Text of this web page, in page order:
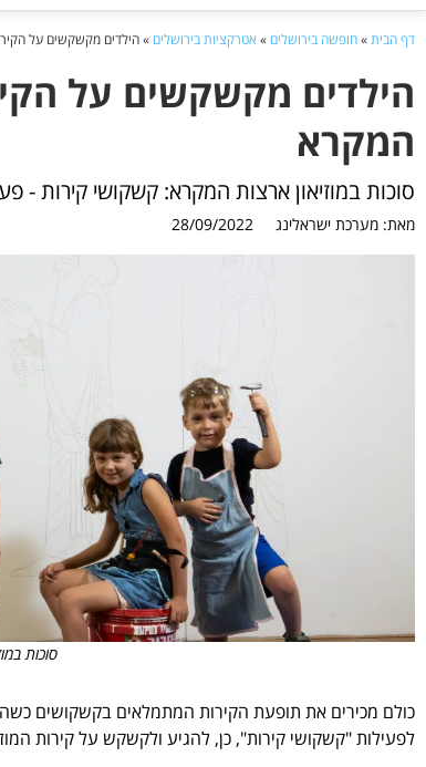
דף הבית»חופשה בירושלים » אטרקציות בירושלים »הילדים מקשקשים על
הילדים מקשקשים על
המקרא
סוכות במוזיאון ארצות המקרא: קשקושי קירות -
מאת: מערכת ישראלינג 28/09/2022
סוכות
כולם מכירים את תופעת הקירות המתמלאים בקשקושים
לפעילות "קשקושי קירות", כן, להגיע ולקשקש על קירות